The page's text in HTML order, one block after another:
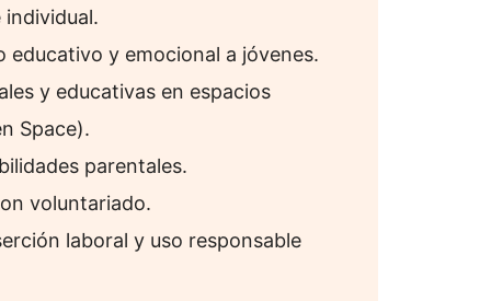
individual.
educativo y emocional a jóvenes.
y educativas en espacios
Space).
parentales.
voluntariado.
laboral y uso responsable